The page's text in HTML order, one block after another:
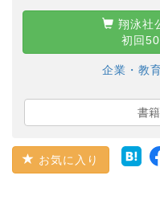
翔泳社
初回
企業・教
書
お気に入り